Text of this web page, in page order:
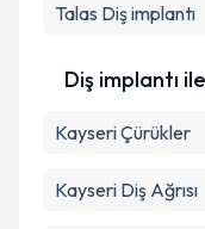
Talas Diş implantı
Diş implantı
Kayseri Çürükler
Kayseri Diş Ağrısı